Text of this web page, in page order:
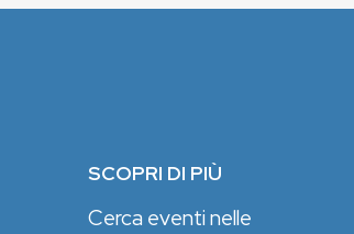
SCOPRI DI PIÙ
Cerca eventi nelle